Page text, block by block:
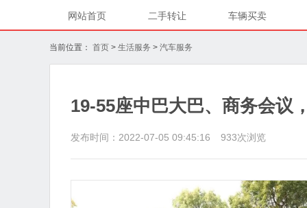
网站首页 二手转让 车辆买卖
当前位置： 首页 > 生活服务 > 汽车服务
19-55座中巴大巴、商务会议
发布时间：2022-07-05 09:45:16 933次浏览